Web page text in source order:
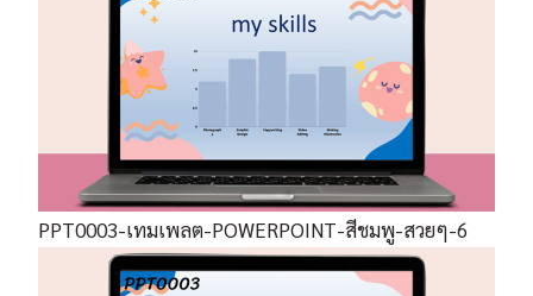
PPT0003-เทมเพลต-POWERPOINT-สีชมพู-สวยๆ-6